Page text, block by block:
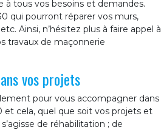
à tous vos besoins et demandes.
qui pourront réparer vos murs,
Ainsi, n’hésitez plus à faire appel à
travaux de maçonnerie
vos projets
pour vous accompagner dans
cela, quel que soit vos projets et
de réhabilitation ; de